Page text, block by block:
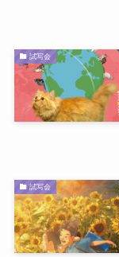
試写会
試写会